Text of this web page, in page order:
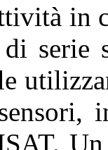
in
serie